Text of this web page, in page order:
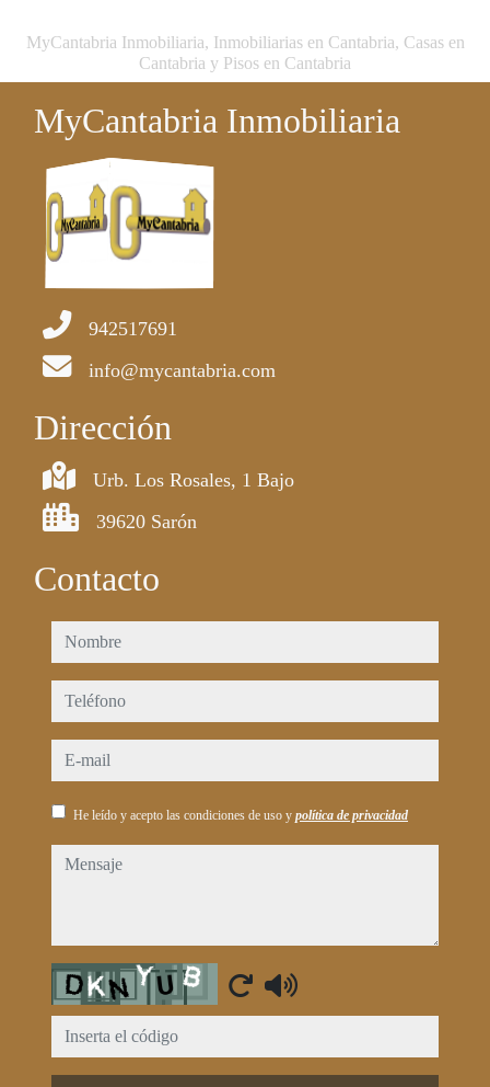
MyCantabria Inmobiliaria, Inmobiliarias en Cantabria, Casas en
Cantabria y Pisos en Cantabria
MyCantabria Inmobiliaria
942517691
info@mycantabria.com
Dirección
Urb. Los Rosales, 1 Bajo
39620 Sarón
Contacto
nombre
teléfono
e-mail
He leído y acepto las condiciones de uso y política de privacidad
mensaje
Captcha